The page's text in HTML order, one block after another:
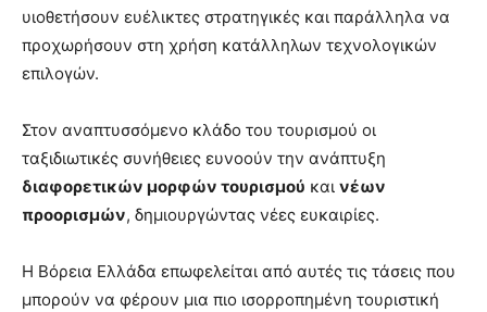
υιοθετήσουν ευέλικτες στρατηγικές και παράλληλα να
προχωρήσουν στη χρήση κατάλληλων τεχνολογικών
επιλογών.
Στον αναπτυσσόμενο κλάδο του τουρισμού οι
ταξιδιωτικές συνήθειες ευνοούν την ανάπτυξη
διαφορετικών μορφών τουρισμού και νέων
προορισμών, δημιουργώντας νέες ευκαιρίες.
Η Βόρεια Ελλάδα επωφελείται από αυτές τις τάσεις που
μπορούν να φέρουν μια πιο ισορροπημένη τουριστική